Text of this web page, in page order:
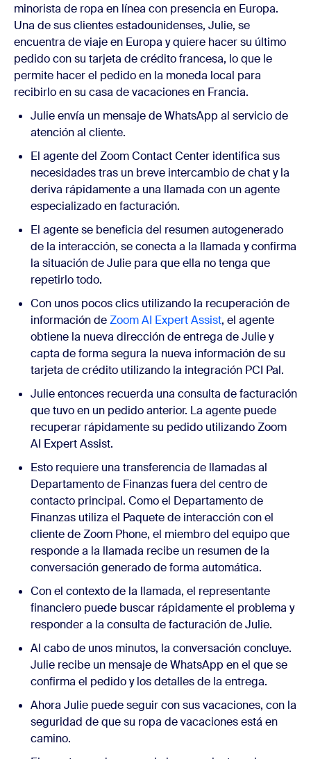
minorista de ropa en línea con presencia en Europa.
Una de sus clientes estadounidenses, Julie, se
encuentra de viaje en Europa y quiere hacer su último
pedido con su tarjeta de crédito francesa, lo que le
permite hacer el pedido en la moneda local para
recibirlo en su casa de vacaciones en Francia.
Julie envía un mensaje de WhatsApp al servicio de
atención al cliente.
El agente del Zoom Contact Center identifica sus
necesidades tras un breve intercambio de chat y la
deriva rápidamente a una llamada con un agente
especializado en facturación.
El agente se beneficia del resumen autogenerado
de la interacción, se conecta a la llamada y confirma
la situación de Julie para que ella no tenga que
repetirlo todo.
Con unos pocos clics utilizando la recuperación de
información deZoom AI Expert Assist, el agente
obtiene la nueva dirección de entrega de Julie y
capta de forma segura la nueva información de su
tarjeta de crédito utilizando la integración PCI Pal.
Julie entonces recuerda una consulta de facturación
que tuvo en un pedido anterior. La agente puede
recuperar rápidamente su pedido utilizando Zoom
AI Expert Assist.
Esto requiere una transferencia de llamadas al
Departamento de Finanzas fuera del centro de
contacto principal. Como el Departamento de
Finanzas utiliza el Paquete de interacción con el
cliente deZoom Phone, el miembro del equipo que
responde a la llamada recibe un resumen de la
conversación generado de forma automática.
Con el contexto de la llamada, el representante
financiero puede buscar rápidamente el problema y
responder a la consulta de facturación de Julie.
Al cabo de unos minutos, la conversación concluye.
Julie recibe un mensaje de WhatsApp en el que se
confirma el pedido y los detalles de la entrega.
Ahora Julie puede seguir con sus vacaciones, con la
seguridad de que su ropa de vacaciones está en
camino.